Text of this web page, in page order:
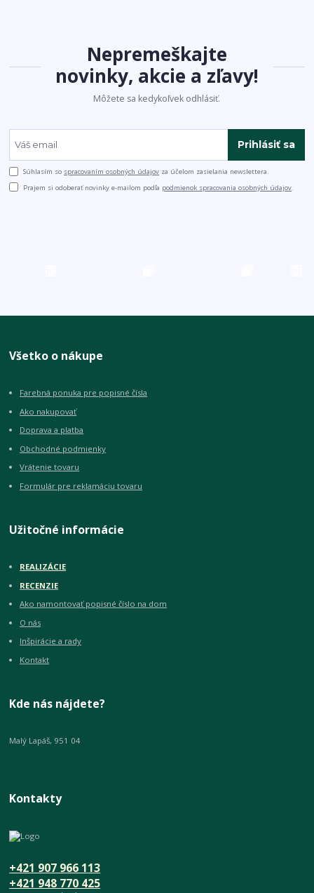
Nepremeškajte
novinky, akcie a zľavy!
Môžete sa kedykoľvek odhlásiť.
Prihlásiť sa
Súhlasím so spracovaním osobných údajov za účelom zasielania newslettera.
Prajem si odoberať novinky e-mailom podľa podmienok spracovania osobných údajov.
Všetko o nákupe
Farebná ponuka pre popisné čísla
Ako nakupovať
Doprava a platba
Obchodné podmienky
Vrátenie tovaru
Formulár pre reklamáciu tovaru
Užitočné informácie
REALIZÁCIE
RECENZIE
Ako namontovať popisné číslo na dom
O nás
Inšpirácie a rady
Kontakt
Kde nás nájdete?
Malý Lapáš, 951 04
Kontakty
+421 948 770 425
+421 907 966 113